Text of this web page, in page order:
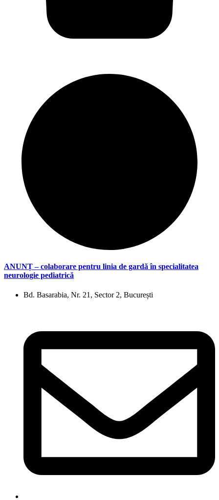
ANUNȚ – colaborare pentru linia de gardă în specialitatea
neurologie pediatrică
Bd. Basarabia, Nr. 21, Sector 2, București